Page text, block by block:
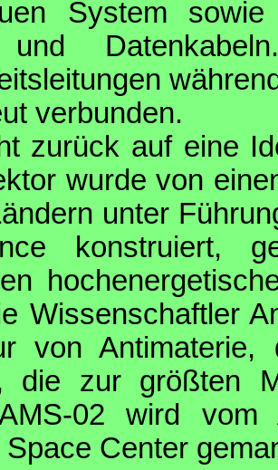
System
und
verbunden.
zurück auf eine
wurde von
unter
konstruiert,
Wissenschaftler
von Antimaterie,
die zur größten
-02 wird vom
Center